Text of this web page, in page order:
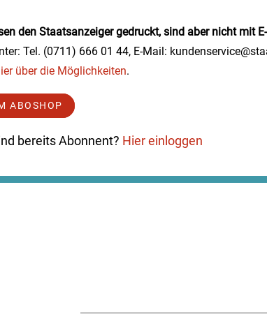
den Staatsanzeiger gedruckt, sind aber nicht mit
Tel. (0711) 666 01 44, E-Mail:
über die Möglichkeiten.
ABOSHOP
bereits Abonnent? Hier einloggen